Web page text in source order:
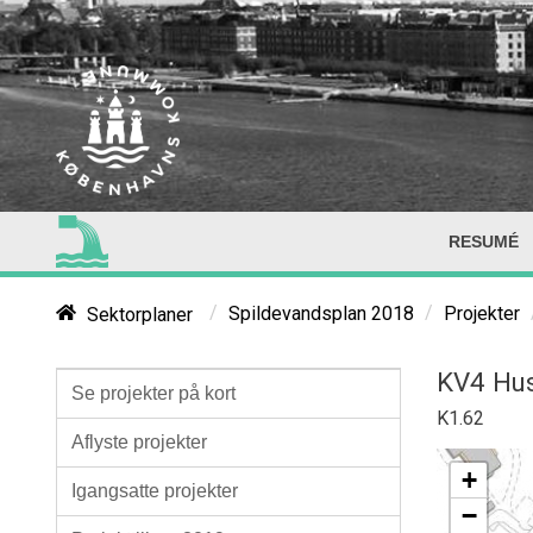
RESUMÉ
Sektorplaner / Spildevandsplan 2018 / Projekter
Se projekter på kort
Aflyste projekter
Igangsatte projekter
KV4
K1.62
+
−